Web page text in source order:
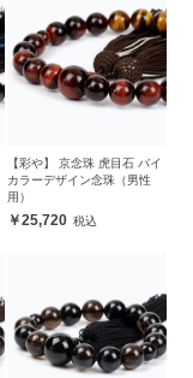
【彩や】 京念珠 虎目石 バイ
カラーデザイン念珠（男性
用）
25,720